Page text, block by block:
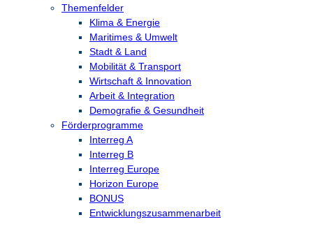
Themenfelder
Klima & Energie
Maritimes & Umwelt
Stadt & Land
Mobilität & Transport
Wirtschaft & Innovation
Arbeit & Integration
Demografie & Gesundheit
Förderprogramme
Interreg A
Interreg B
Interreg Europe
Horizon Europe
BONUS
Entwicklungs­zusammenarbeit